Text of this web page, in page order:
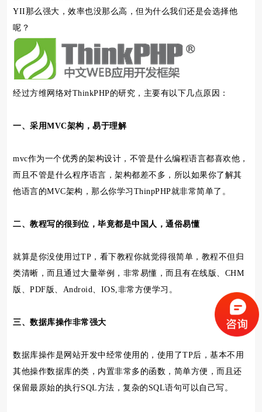
YII那么强大，效率也没那么高，但为什么我们还是会选择他
呢？
经过方维网络对ThinkPHP的研究，主要有以下几点原因：
一、采用MVC架构，易于理解
mvc作为一个优秀的架构设计，不管是什么编程语言都喜欢他，
而且不管是什么程序语言，架构都差不多，所以如果你了解其
他语言的MVC架构，那么你学习ThinpPHP就非常简单了。
二、教程写的很到位，毕竟都是中国人，通俗易懂
就算是你没使用过TP，看下教程你就觉得很简单，教程不但归
类清晰，而且通过大量举例，非常易懂，而且有在线版、CHM
版、PDF版、Android、IOS,非常方便学习。
三、数据库操作非常强大
数据库操作是网站开发中经常使用的，使用了TP后，基本不用
其他操作数据库的类，内置非常多的函数，简单方便，而且还
保留最原始的执行SQL方法，复杂的SQL语句可以自己写。